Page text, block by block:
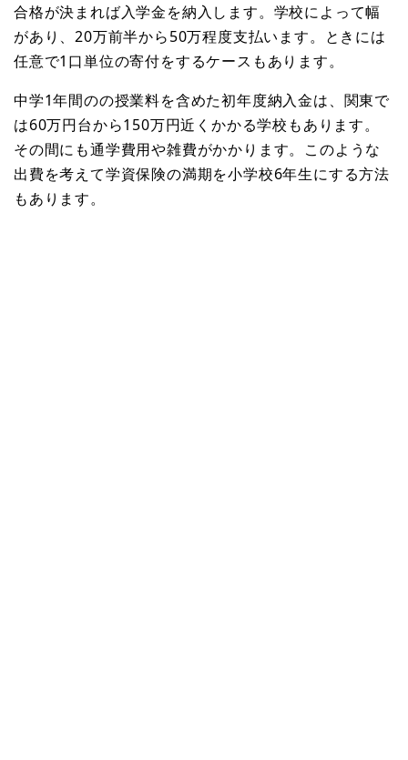
合格が決まれば入学金を納入します。学校によって幅
があり、20万前半から50万程度支払います。ときには
任意で1口単位の寄付をするケースもあります。
中学1年間のの授業料を含めた初年度納入金は、関東で
は60万円台から150万円近くかかる学校もあります。
その間にも通学費用や雑費がかかります。このような
出費を考えて学資保険の満期を小学校6年生にする方法
もあります。